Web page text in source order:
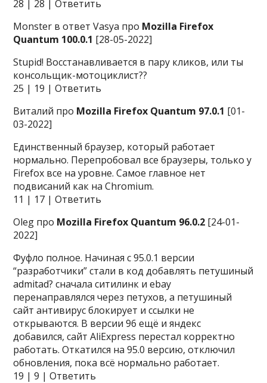
28 | 28 | Ответить
Monster в ответ Vasya про Mozilla Firefox
Quantum 100.0.1 [28-05-2022]
Stupid! Восстанавливается в пару кликов, или ты
консольщик-мотоциклист??
25 | 19 | Ответить
Виталий про Mozilla Firefox Quantum 97.0.1 [01-
03-2022]
Единственный браузер, который работает
нормально. Перепробовал все браузеры, только у
Firefox все на уровне. Самое главное нет
подвисаний как на Chromium.
11 | 17 | Ответить
Oleg про Mozilla Firefox Quantum 96.0.2 [24-01-
2022]
Фуфло полное. Начиная с 95.0.1 версии
“разработчики” стали в код добавлять петушиный
admitad? сначала ситилинк и ebay
перенаправлялся через петухов, а петушиный
сайт антивирус блокирует и ссылки не
открываются. В версии 96 ещё и яндекс
добавился, сайт AliExpress перестал корректно
работать. Откатился на 95.0 версию, отключил
обновления, пока всё нормально работает.
19 | 9 | Ответить